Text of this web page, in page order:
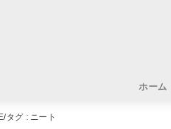
ホーム
タグ : ニート